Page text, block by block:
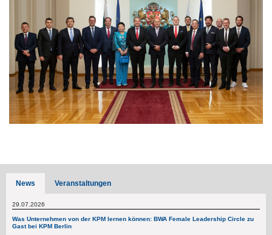
News Veranstaltungen
29.07.2026
Was Unternehmen von der KPM lernen können: BWA Female Leadership Circle zu
Gast bei KPM Berlin